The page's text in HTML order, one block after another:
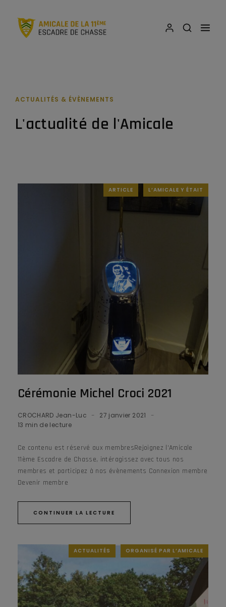
ACTUALITÉS & ÉVÈNEMENTS
L'actualité de l'Amicale
ARTICLE L’AMICALE Y ÉTAIT
Cérémonie Michel Croci 2021
CROCHARD Jean-Luc
27 janvier 2021
13 min de lecture
Ce contenu est réservé aux membresRejoignez l'Amicale
11ème Escadre de Chasse, intéragissez avec tous nos
membres et participez à nos évènements Connexion membre
Devenir membre
CONTINUER LA LECTURE
ACTUALITÉS ORGANISÉ PAR L’AMICALE